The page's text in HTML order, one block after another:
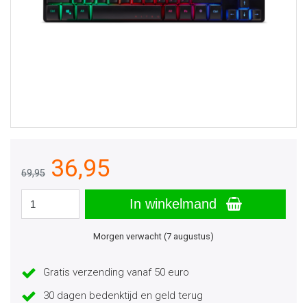
69,95 36,95
In winkelmand
Morgen verwacht (7 augustus)
Gratis verzending vanaf 50 euro
30 dagen bedenktijd en geld terug